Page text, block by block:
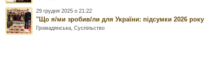
29 грудня 2025 о 21:22
"Що я/ми зробив/ли для України: підсумки 2026 року
Громадянська ,Суспільство